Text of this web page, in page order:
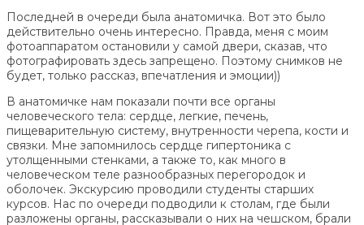
Последней в очереди была анатомичка. Вот это было
действительно очень интересно. Правда, меня с моим
фотоаппаратом остановили у самой двери, сказав, что
фотографировать здесь запрещено. Поэтому снимков не
будет, только рассказ, впечатления и эмоции))
В анатомичке нам показали почти все органы
человеческого тела: сердце, легкие, печень,
пищеварительную систему, внутренности черепа, кости и
связки. Мне запомнилось сердце гипертоника с
утолщенными стенками, а также то, как много в
человеческом теле разнообразных перегородок и
оболочек. Экскурсию проводили студенты старших
курсов. Нас по очереди подводили к столам, где были
разложены органы, рассказывали о них на чешском, брали